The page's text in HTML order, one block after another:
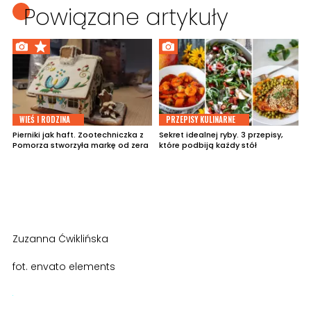
Powiązane artykuły
WIEŚ I RODZINA
Pierniki jak haft. Zootechniczka z
Pomorza stworzyła markę od zera
PRZEPISY KULINARNE
Sekret idealnej ryby. 3 przepisy,
które podbiją każdy stół
Zuzanna Ćwiklińska
fot. envato elements